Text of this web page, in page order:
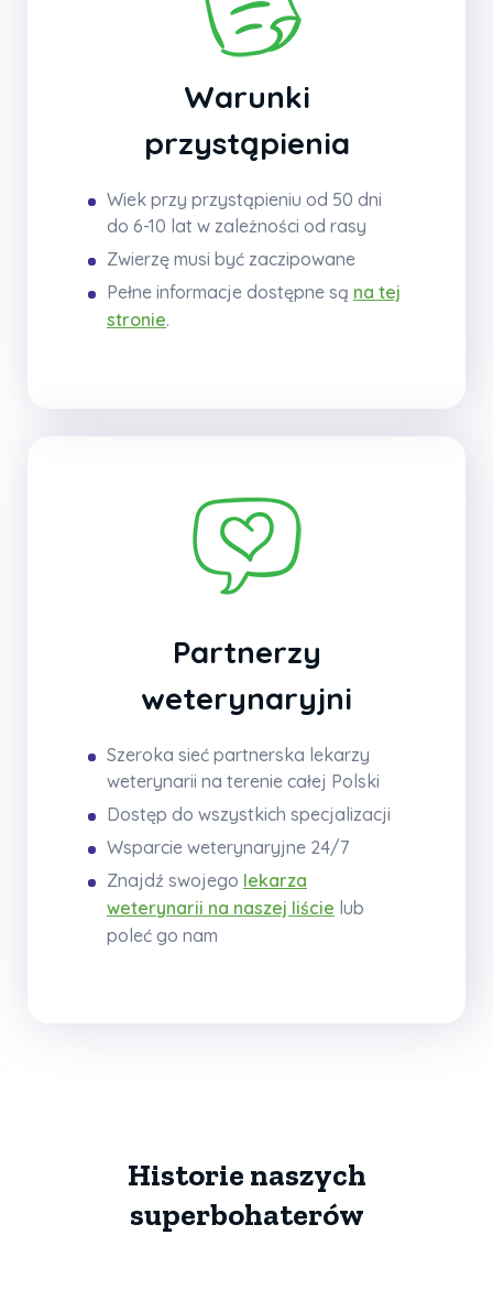
Warunki
przystąpienia
Wiek przy przystąpieniu od 50 dni
do 6-10 lat w zależności od rasy
Zwierzę musi być zaczipowane
Pełne informacje dostępne są na tej
stronie.
Partnerzy
weterynaryjni
Szeroka sieć partnerska lekarzy
weterynarii na terenie całej Polski
Dostęp do wszystkich specjalizacji
Wsparcie weterynaryjne 24/7
Znajdź swojego lekarza
weterynarii na naszej liście lub
poleć go nam
Historie naszych
superbohaterów